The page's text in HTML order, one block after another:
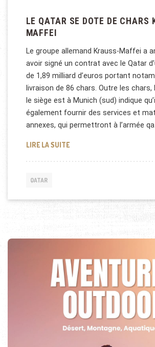
LE QATAR SE DOTE DE CHARS
MAFFEI
Le groupe allemand Krauss-Maffei a
avoir signé un contrat avec le Qatar
de 1,89 milliard d’euros portant
livraison de 86 chars. Outre les
le siège est à Munich (sud) indique
également fournir des services et
annexes, qui permettront à l’armée
LIRE LA SUITELE QATAR SE DOTE DE
QATAR